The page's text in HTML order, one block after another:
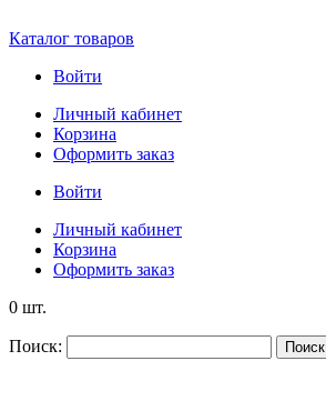
Каталог товаров
Войти
Личный кабинет
Корзина
Оформить заказ
Войти
Личный кабинет
Корзина
Оформить заказ
0 шт.
Поиск: Поиск